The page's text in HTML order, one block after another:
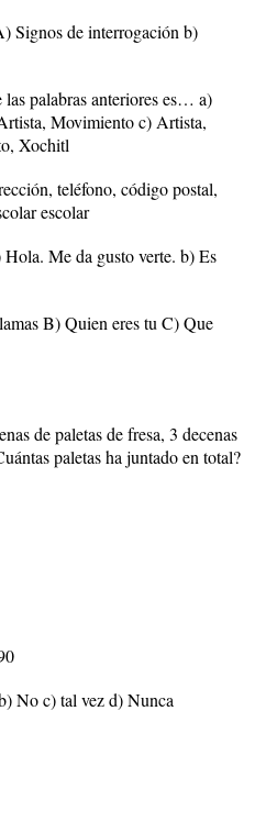
Signos de interrogación b)
palabras anteriores es… a)
Movimiento c) Artista,
Xochitl
teléfono, código postal,
escolar
Me da gusto verte. b) Es
B) Quien eres tu C) Que
de paletas de fresa, 3 decenas
paletas ha juntado en total?
No c) tal vez d) Nunca